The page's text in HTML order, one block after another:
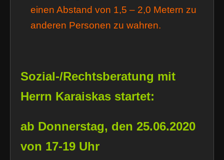
einen Abstand von 1,5 – 2,0 Metern zu
anderen Personen zu wahren.
Sozial-/Rechtsberatung mit
Herrn Karaiskas startet:
ab Donnerstag, den 25.06.2020
von 17-19 Uhr